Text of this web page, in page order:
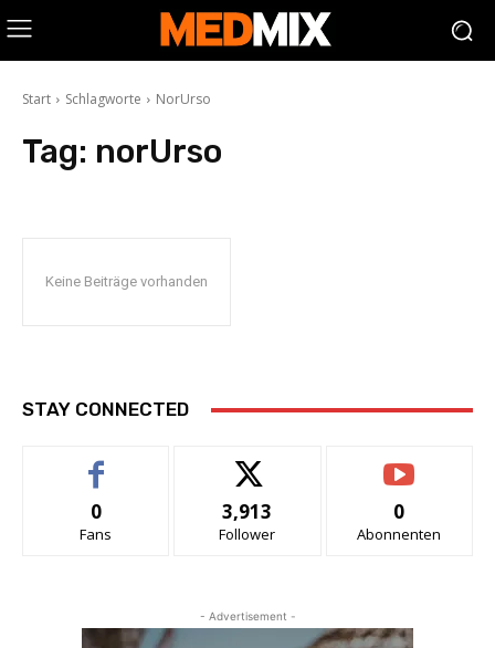
Start Schlagworte NorUrso
Tag: norUrso
Keine Beiträge vorhanden
STAY CONNECTED
0
Fans
3,913
Follower
0
Abonnenten
- Advertisement -